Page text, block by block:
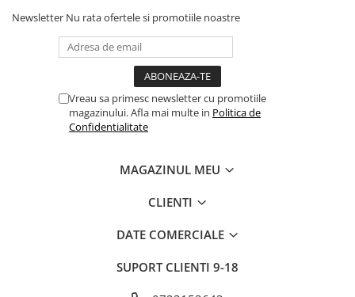
Newsletter Nu rata ofertele si promotiile noastre
Vreau sa primesc newsletter cu promotiile
magazinului. Afla mai multe in Politica de
Confidentialitate
MAGAZINUL MEU
CLIENTI
DATE COMERCIALE
SUPORT CLIENTI 9-18